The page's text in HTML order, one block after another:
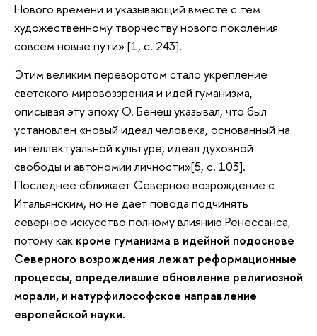
Нового времени и указывающий вместе с тем
художественному творчеству нового поколения
совсем новые пути» [1, с. 243].
Этим великим переворотом стало укрепление
светского мировоззрения и идей гуманизма,
описывая эту эпоху О. Бенеш указывал, что был
установлен «новый идеал человека, основанный на
интеллектуальной культуре, идеал духовной
свободы и автономии личности»[5, с. 103].
Последнее сближает Северное возрождение с
Итальянским, но не дает повода подчинять
северное искусство полному влиянию Ренессанса,
потому как кроме гуманизма в идейной подоснове
Северного возрождения лежат реформационные
процессы, определившие обновление религиозной
морали, и натурфилософское направление
европейской науки.